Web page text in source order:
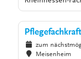
zum
Meisenheim